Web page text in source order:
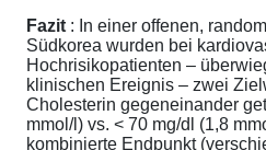
Fazit : In einer offenen,
Südkorea wurden bei
Hochrisikopatienten –
klinischen Ereignis – zwei
Cholesterin gegeneinander
mmol/l) vs. < 70 mg/dl (1,8
kombinierte Endpunkt